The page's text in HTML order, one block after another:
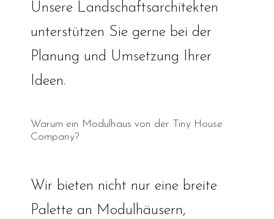
Unsere Landschaftsarchitekten
unterstützen Sie gerne bei der
Planung und Umsetzung Ihrer
Ideen.
Warum ein Modulhaus von der Tiny House
Company?
Wir bieten nicht nur eine breite
Palette an Modulhäusern,